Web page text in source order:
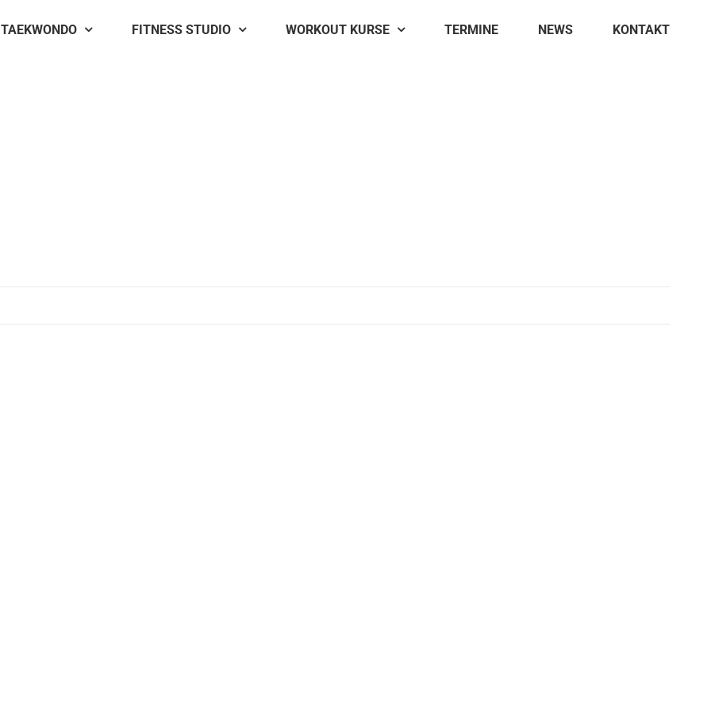
TAEKWONDO FITNESS STUDIO WORKOUT KURSE TERMINE NEWS KONTAKT